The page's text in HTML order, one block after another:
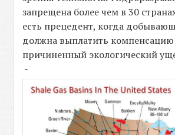
запрещена более чем в 30
есть прецедент, когда
должна выплатить компенсацию
причиненный экологический
-